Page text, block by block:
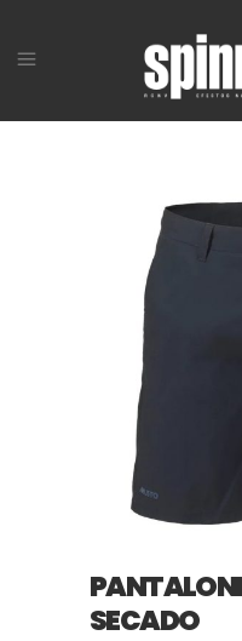
SECADO